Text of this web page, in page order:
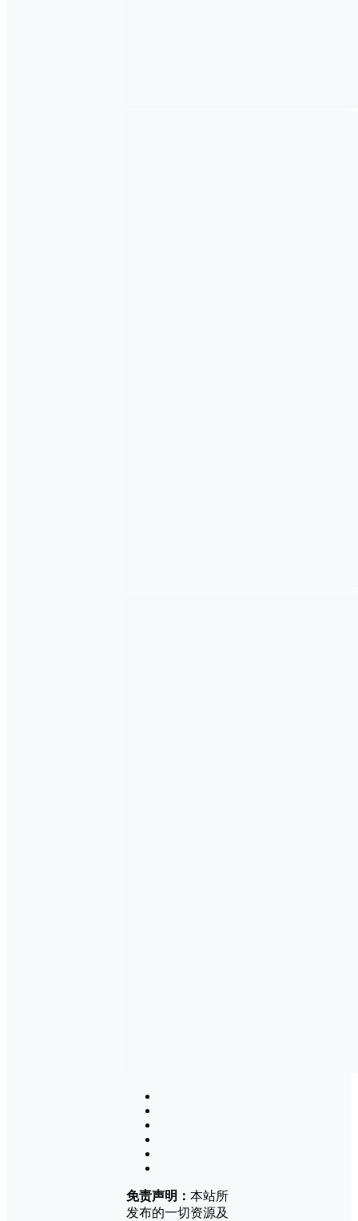
免责声明： 本站所
发布的一切资源及